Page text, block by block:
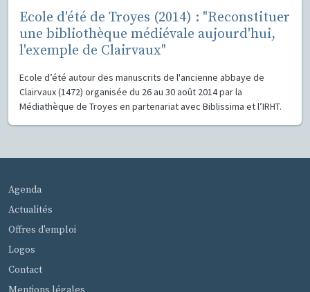
Ecole d'été de Troyes (2014) : "Reconstituer
une bibliothèque médiévale aujourd'hui,
l'exemple de Clairvaux"
Ecole d’été autour des manuscrits de l'ancienne abbaye de
Clairvaux (1472) organisée du 26 au 30 août 2014 par la
Médiathèque de Troyes en partenariat avec Biblissima et l’IRHT.
MENU PIED DE PAGE
Agenda
Actualités
Offres d'emploi
Logos
Contact